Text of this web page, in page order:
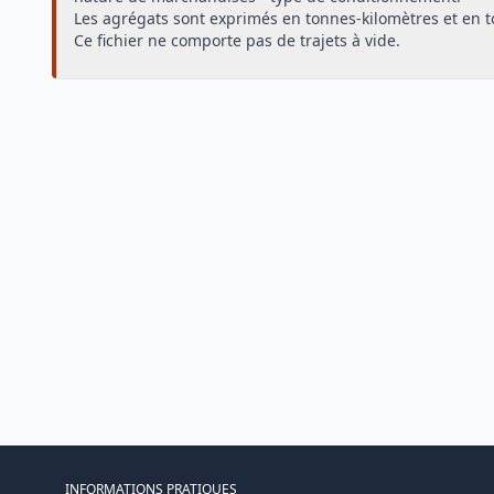
Les agrégats sont exprimés en tonnes-kilomètres et en
Ce fichier ne comporte pas de trajets à vide.
INFORMATIONS PRATIQUES